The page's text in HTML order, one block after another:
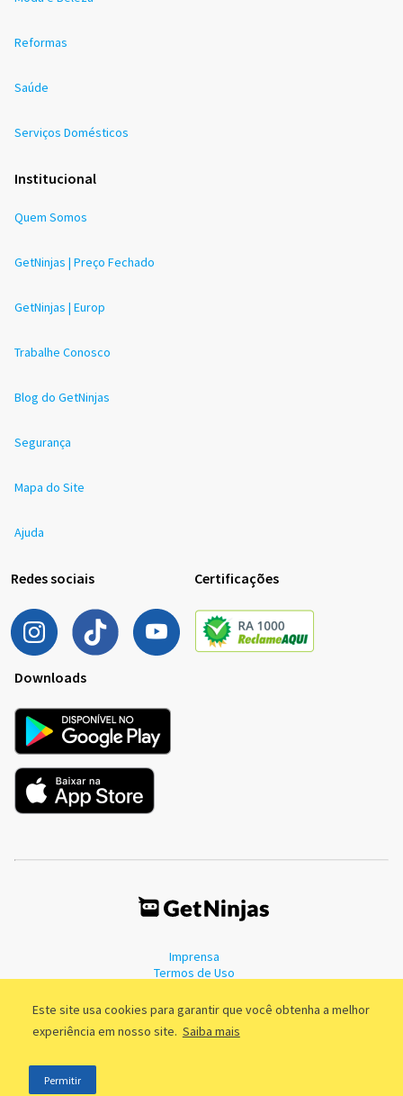
Este site usa cookies para garantir que você obtenha a melhor
experiência em nosso site. Saiba mais
Permitir
Reformas
Saúde
Serviços Domésticos
Institucional
Quem Somos
GetNinjas | Preço Fechado
GetNinjas | Europ
Trabalhe Conosco
Blog do GetNinjas
Segurança
Mapa do Site
Ajuda
Redes sociais Certificações
Downloads
Imprensa
Termos de Uso
©2011 - 2026, GetNinjas LTDA. CNPJ 55.744.877/0001-89 - Rua Dr.
Fernandes Coelho, 85 - 3º andar - São Paulo/SP - Brasil